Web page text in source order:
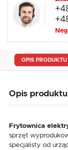
OPIS PRODUKTU
Opis produktu
Frytownica
sprzęt
specjalisty od